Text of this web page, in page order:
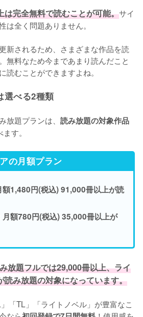
は完全無料で読むことが可能。サイ
は全く問題ありません。
新されるため、さまざまな作品を読
無料なため今まであまり読んだこと
読むことができますよね。
選べる2種類
放題プランは、 読み放題の対象作品
す。
の月額プラン
額1,480円(税込) 91,000冊以上が読
月額780円(税込) 35,000冊以上が
放題フルでは29,000冊以上、ライ
読み放題の対象になっています。
「TL」「ライトノベル」が豊富なこ